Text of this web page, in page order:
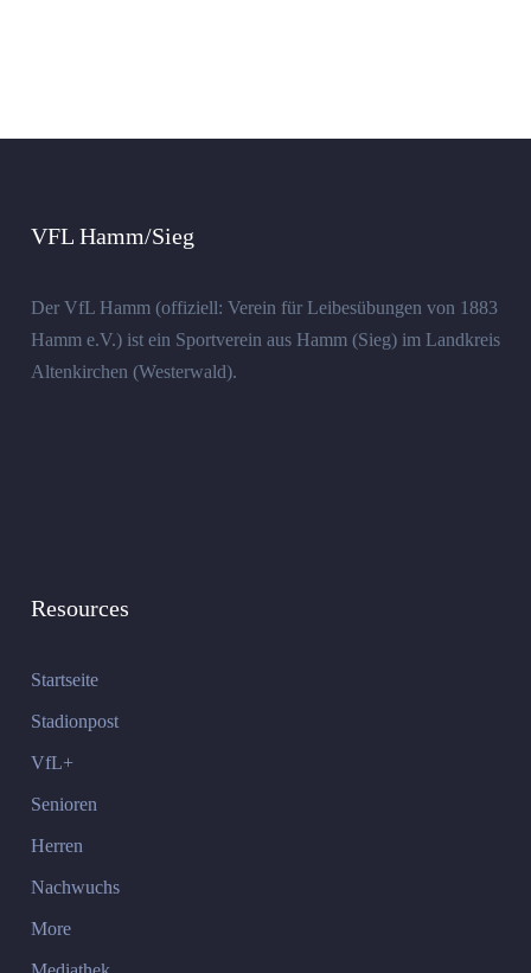
VFL Hamm/Sieg
Der VfL Hamm (offiziell: Verein für Leibesübungen von 1883
Hamm e.V.) ist ein Sportverein aus Hamm (Sieg) im Landkreis
Altenkirchen (Westerwald).
Resources
Startseite
Stadionpost
VfL+
Senioren
Herren
Nachwuchs
More